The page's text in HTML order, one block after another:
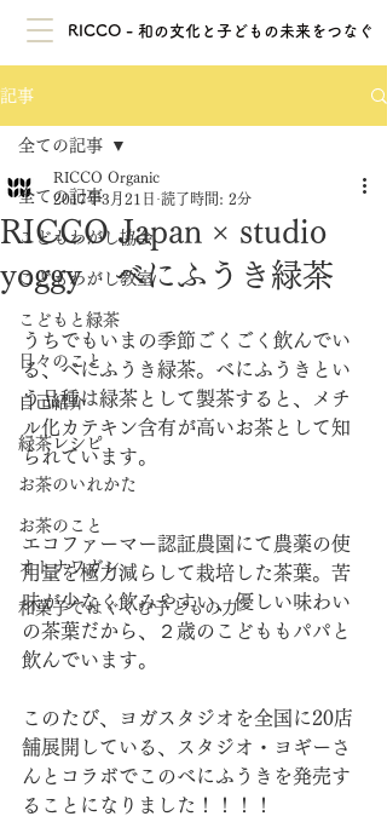
RICCO - 和の文化と子どもの未来をつなぐ
記事
全ての記事
こどもわがし協会
こどもわがし教室
こどもと緑茶
日々のこと
自己紹介
緑茶レシピ
お茶のいれかた
お茶のこと
オトナワガシ
和菓子ではぐくむ子どもの力
全ての記事
RICCO Japan × studio
yoggy べにふうき緑茶
RICCO Organic
2017年3月21日 読了時間: 2分
うちでもいまの季節ごくごく飲んでい
る、べにふうき緑茶。べにふうきとい
う品種は緑茶として製茶すると、メチ
ル化カテキン含有が高いお茶として知
られています。
エコファーマー認証農園にて農薬の使
用量を極力減らして栽培した茶葉。苦
味が少なく飲みやすい、優しい味わい
の茶葉だから、２歳のこどももパパと
飲んでいます。
このたび、ヨガスタジオを全国に20店
舗展開している、スタジオ・ヨギーさ
んとコラボでこのべにふうきを発売す
ることになりました！！！！